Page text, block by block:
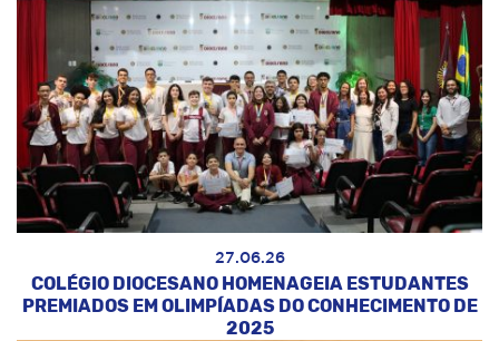
27.06.26
COLÉGIO DIOCESANO HOMENAGEIA ESTUDANTES
PREMIADOS EM OLIMPÍADAS DO CONHECIMENTO DE
2025